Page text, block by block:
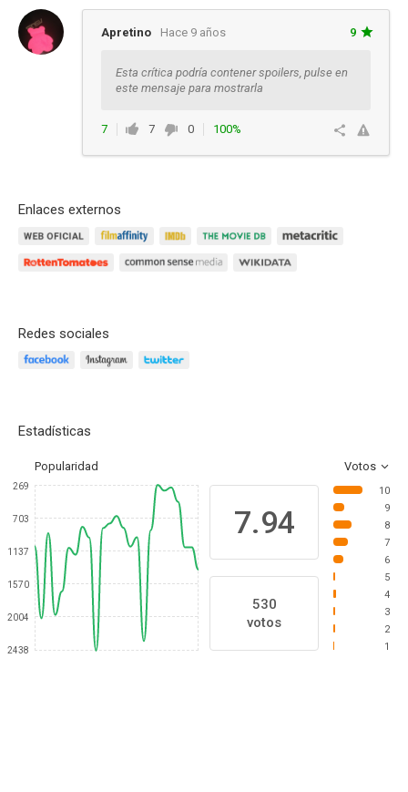
Apretino Hace 9 años 9
Esta crítica podría contener spoilers, pulse en
este mensaje para mostrarla
7 7 0
100%
Enlaces externos
Redes sociales
Estadísticas
Popularidad Votos
269
703
1137
1570
2004
2438
7.94
530
votos
10
9
8
7
6
5
4
3
2
1